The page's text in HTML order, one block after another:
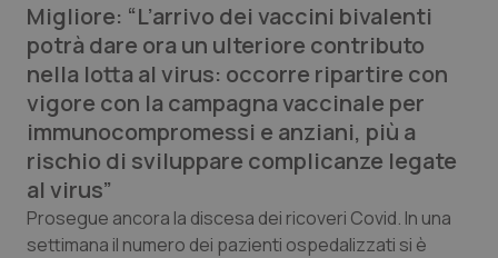
Lettere al direttore
Edizioni Regionali
QS Pro
Professionisti Sanitari.AI
Migliore: “L’arrivo dei vaccini bivalenti
potrà dare ora un ulteriore contributo
nella lotta al virus: occorre ripartire con
vigore con la campagna vaccinale per
immunocompromessi e anziani, più a
rischio di sviluppare complicanze legate
al virus”
Prosegue ancora la discesa dei ricoveri Covid. In una
settimana il numero dei pazienti ospedalizzati si è